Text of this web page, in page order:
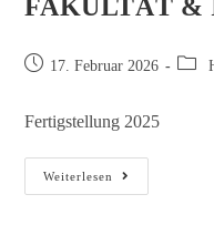
FAKULTÄT &
17. Februar 2026
Fertigstellung 2025
Weiterlesen